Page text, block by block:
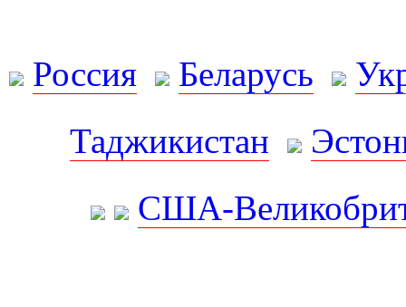
Россия Беларусь
Таджикистан
США-